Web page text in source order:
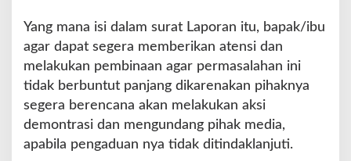
Yang mana isi dalam surat Laporan itu, bapak/ibu
agar dapat segera memberikan atensi dan
melakukan pembinaan agar permasalahan ini
tidak berbuntut panjang dikarenakan pihaknya
segera berencana akan melakukan aksi
demontrasi dan mengundang pihak media,
apabila pengaduan nya tidak ditindaklanjuti.